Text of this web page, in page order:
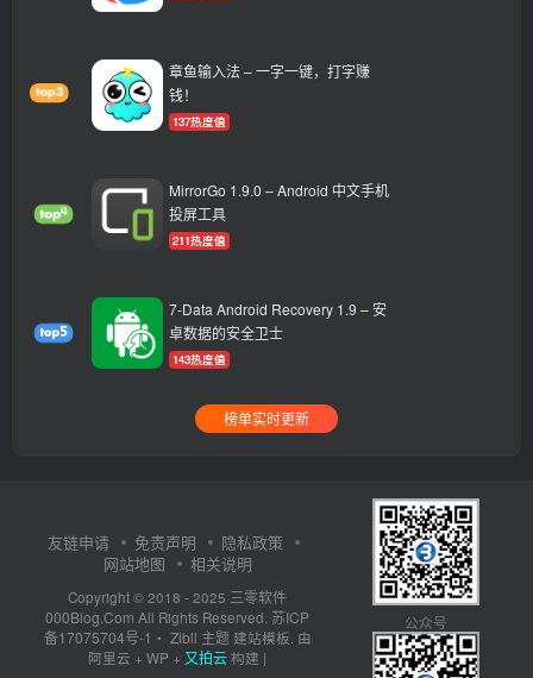
章鱼输入法 – 一字一键，打字赚
钱！
137热度值
MirrorGo 1.9.0 – Android 中文手机
投屏工具
211热度值
7-Data Android Recovery 1.9 – 安
卓数据的安全卫士
143热度值
榜单实时更新
友链申请 免责声明
隐私政策
网站地图
相关说明
Copyright © 2018 - 2025 三零软件
000Blog.Com All Rights Reserved. 苏ICP
备17075704号-1 ・ Zibll 主题建站模板. 由
阿里云 + WP + 又拍云构建 |
公众号